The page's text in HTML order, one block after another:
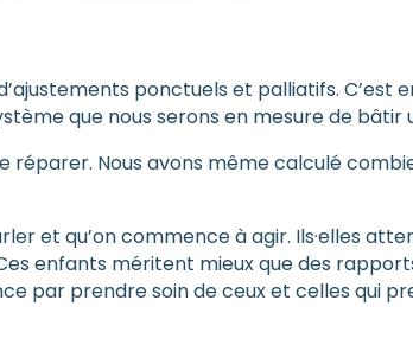
ponctuels et palliatifs. C’est
que nous serons en mesure de
réparer. Nous avons même calculé
et qu’on commence à agir. Ils·elles
enfants méritent mieux que des
par prendre soin de ceux et celles qui